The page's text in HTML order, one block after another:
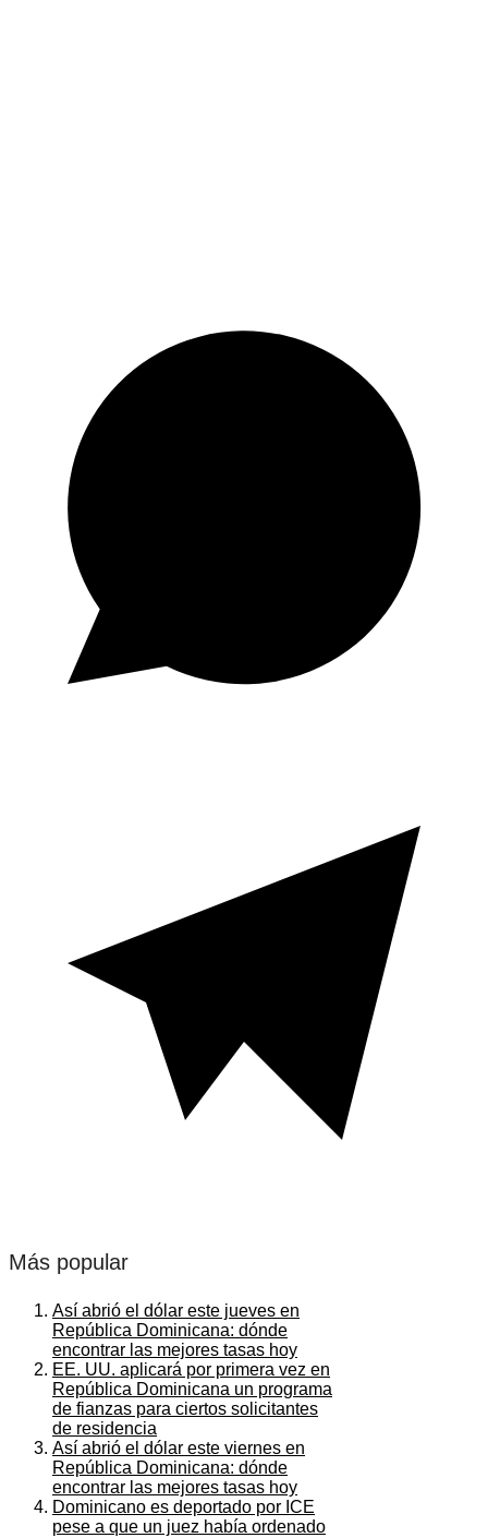
Más popular
Así abrió el dólar este jueves en
República Dominicana: dónde
encontrar las mejores tasas hoy
EE. UU. aplicará por primera vez en
República Dominicana un programa
de fianzas para ciertos solicitantes
de residencia
Así abrió el dólar este viernes en
República Dominicana: dónde
encontrar las mejores tasas hoy
Dominicano es deportado por ICE
pese a que un juez había ordenado